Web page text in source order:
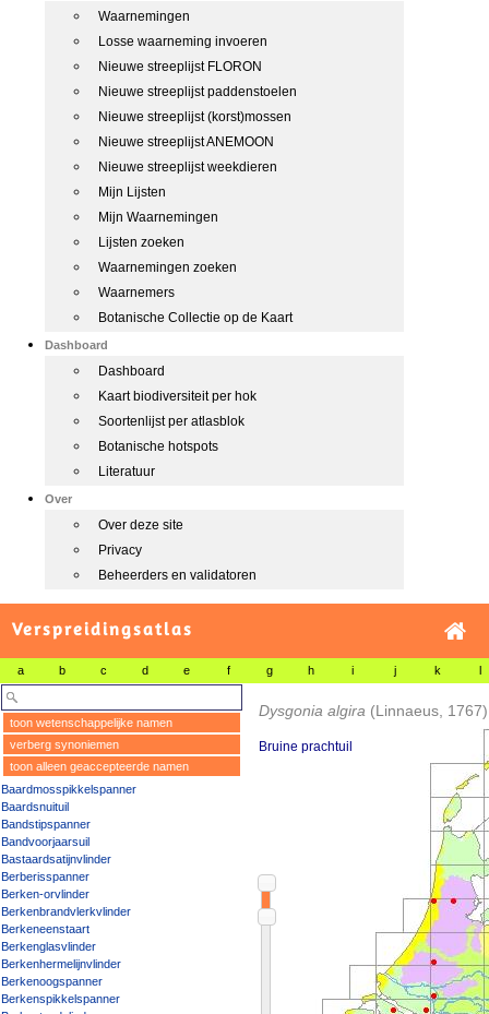
Waarnemingen
Losse waarneming invoeren
Nieuwe streeplijst FLORON
Nieuwe streeplijst paddenstoelen
Nieuwe streeplijst (korst)mossen
Nieuwe streeplijst ANEMOON
Nieuwe streeplijst weekdieren
Mijn Lijsten
Mijn Waarnemingen
Lijsten zoeken
Waarnemingen zoeken
Waarnemers
Botanische Collectie op de Kaart
Dashboard
Dashboard
Kaart biodiversiteit per hok
Soortenlijst per atlasblok
Botanische hotspots
Literatuur
Over
Over deze site
Privacy
Beheerders en validatoren
Verspreidingsatlas
a b c d e f g h i j k l
toon wetenschappelijke namen
verberg synoniemen
toon alleen geaccepteerde namen
Baardmosspikkelspanner
Baardsnuituil
Bandstipspanner
Bandvoorjaarsuil
Bastaardsatijnvlinder
Berberisspanner
Berken-orvlinder
Berkenbrandvlerkvlinder
Berkeneenstaart
Berkenglasvlinder
Berkenhermelijnvlinder
Berkenoogspanner
Berkenspikkelspanner
Dysgonia algira (Linnaeus, 1767)
Bruine prachtuil